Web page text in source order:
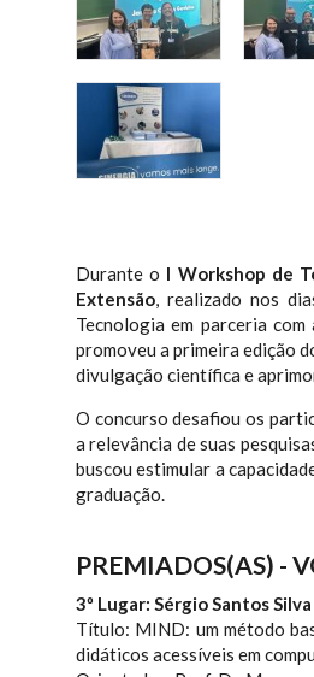
Durante o I Workshop de
Extensão , realizado nos
Tecnologia em parceria
promoveu a primeira edição
divulgação científica e
O concurso desafiou os
a relevância de suas
buscou estimular a
graduação.
PREMIADOS(AS) -
3º Lugar: Sérgio Santos
Título: MIND: um método
didáticos acessíveis em